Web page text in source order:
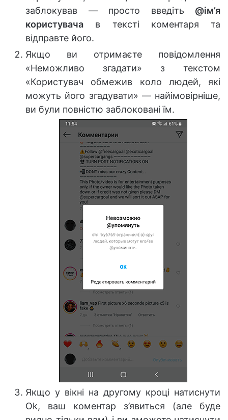
заблокував — просто введіть @ім’я
користувача в тексті коментаря та
відправте його.
Якщо ви отримаєте повідомлення
«Неможливо згадати» з текстом
«Користувач обмежив коло людей, які
можуть його згадувати» — найімовірніше,
ви були повністю заблоковані їм.
Якщо у вікні на другому кроці натиснути
Ok, ваш коментар з’явиться (але буде